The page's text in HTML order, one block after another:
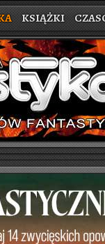
KSIĄŻKI